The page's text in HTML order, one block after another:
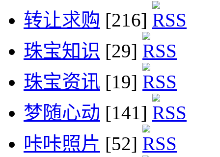
转让求购 [216]
珠宝知识 [29]
珠宝资讯 [19]
梦随心动 [141]
咔咔照片 [52]